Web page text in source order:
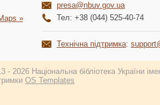
»
presa@nbuv.gov.ua
Тел: +38 (044) 525-40-74
Технічна підтримка:
2026 Національна бібліотека України
OS Templates